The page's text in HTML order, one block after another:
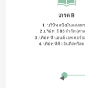
เกรด B
1.  บริษัท แป้งมันแสงเพ
2 .บริษัท  อี 85 จำกัด (ศา
3 .บริษัท ที แอนด์ เอฟ คอร์ป
4. บริษัท ทีคิว อินดีสทรีสต